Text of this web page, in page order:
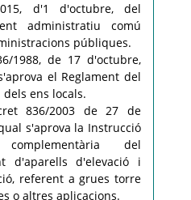
d'1 d'octubre, del
administratiu comú
públiques.
1988, de 17 d'octubre,
el Reglament del
ens locals.
836/2003 de 27 de
s'aprova la Instrucció
del
d'aparells d'elevació i
referent a grues torre
o altres aplicacions.